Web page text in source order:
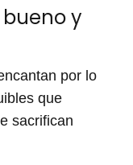
y
por lo
que
sacrifican